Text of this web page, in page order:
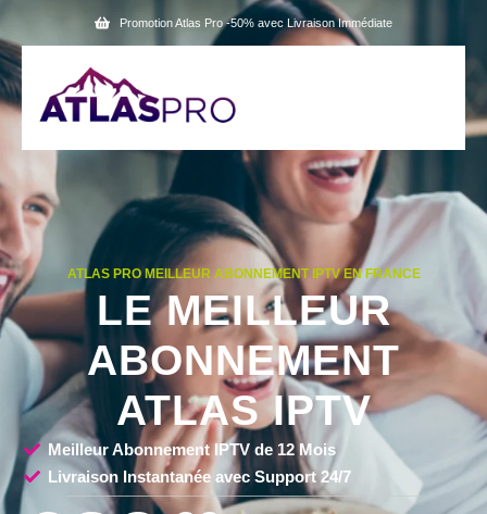
Promotion Atlas Pro -50% avec Livraison Immédiate
ATLAS PRO MEILLEUR ABONNEMENT IPTV EN FRANCE
LE MEILLEUR
ABONNEMENT
ATLAS IPTV
Meilleur Abonnement IPTV de 12 Mois
Livraison Instantanée avec Support 24/7